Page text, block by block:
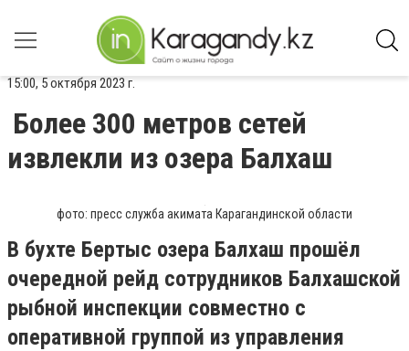
15:00, 5 октября 2023 г.
Более 300 метров сетей
извлекли из озера Балхаш
фото: пресс служба акимата Карагандинской области
В бухте Бертыс озера Балхаш прошёл
очередной рейд сотрудников Балхашской
рыбной инспекции совместно с
оперативной группой из управления